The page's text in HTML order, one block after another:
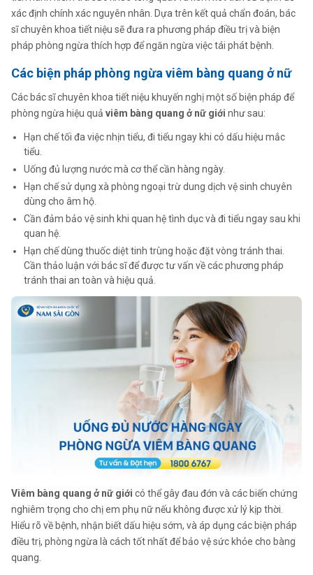
xác định chính xác nguyên nhân. Dựa trên kết quả chẩn đoán, bác
sĩ chuyên khoa tiết niệu sẽ đưa ra phương pháp điều trị và biện
pháp phòng ngừa thích hợp để ngăn ngừa việc tái phát bệnh.
Các biện pháp phòng ngừa viêm bàng quang ở nữ
Các bác sĩ chuyên khoa tiết niệu khuyến nghị một số biện pháp để
phòng ngừa hiệu quả viêm bàng quang ở nữ giới như sau:
Hạn chế tối đa việc nhịn tiểu, đi tiểu ngay khi có dấu hiệu mắc
tiểu.
Uống đủ lượng nước mà cơ thể cần hàng ngày.
Hạn chế sử dụng xà phòng ngoại trừ dung dịch vệ sinh chuyên
dùng cho âm hộ.
Cần đảm bảo vệ sinh khi quan hệ tình dục và đi tiểu ngay sau khi
quan hệ.
Hạn chế dùng thuốc diệt tinh trùng hoặc đặt vòng tránh thai.
Cần thảo luận với bác sĩ để được tư vấn về các phương pháp
tránh thai an toàn và hiệu quả.
Viêm bàng quang ở nữ giới có thể gây đau đớn và các biến chứng
nghiêm trọng cho chị em phụ nữ nếu không được xử lý kịp thời.
Hiểu rõ về bệnh, nhận biết dấu hiệu sớm, và áp dụng các biện pháp
điều trị, phòng ngừa là cách tốt nhất để bảo vệ sức khỏe cho bàng
quang.